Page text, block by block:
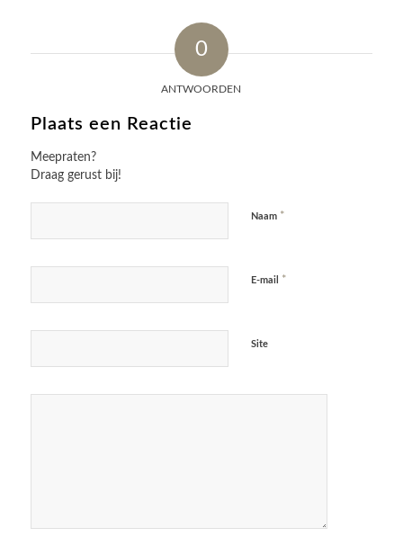
0
ANTWOORDEN
Plaats een Reactie
Meepraten?
Draag gerust bij!
Naam *
E-mail *
Site